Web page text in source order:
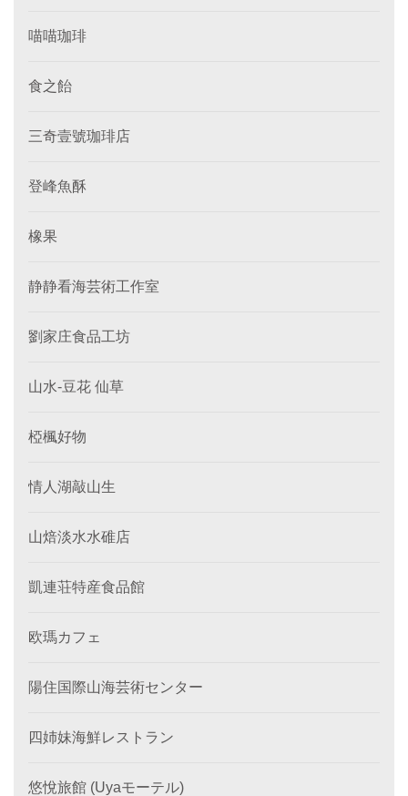
喵喵珈琲
食之飴
三奇壹號珈琲店
登峰魚酥
橡果
静静看海芸術工作室
劉家庄食品工坊
山水-豆花 仙草
椏楓好物
情人湖敲山生
山焙淡水水碓店
凱連荘特産食品館
欧瑪カフェ
陽住国際山海芸術センター
四姉妹海鮮レストラン
悠悅旅館 (Uyaモーテル)